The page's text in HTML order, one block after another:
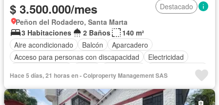
$ 3.500.000/mes
Destacado
Peñon del Rodadero, Santa Marta
3 Habitaciones
2 Baños
140 m²
Aire acondicionado
Balcón
Aparcadero
Acceso para personas con discapacidad
Electricidad
Vista panorámica
Seguridad privada
Piscina Agua
Hace 5 días, 21 horas en - Colproperty Management SAS